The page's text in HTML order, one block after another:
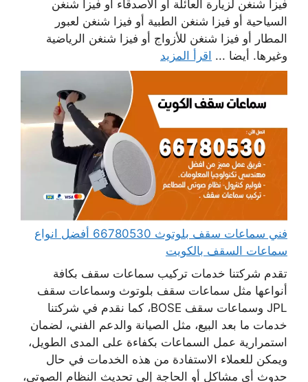
فيزا شنغن لزيارة العائلة أو الأصدقاء أو فيزا شنغن
السياحية أو فيزا شنغن الطبية أو فيزا شنغن لعبور
المطار أو فيزا شنغن للأزواج أو فيزا شنغن الرياضية
وغيرها. أيضا ... اقرأ المزيد
فني سماعات سقف بلوتوث 66780530 أفضل انواع
سماعات السقف بالكويت
تقدم شركتنا خدمات تركيب سماعات سقف بكافة
أنواعها مثل سماعات سقف بلوتوث وسماعات سقف
JPL وسماعات سقف BOSE، كما نقدم في شركتنا
خدمات ما بعد البيع، مثل الصيانة والدعم الفني، لضمان
استمرارية عمل السماعات بكفاءة على المدى الطويل،
ويمكن للعملاء الاستفادة من هذه الخدمات في حال
حدوث أي مشاكل أو الحاجة إلى تحديث النظام الصوتي،